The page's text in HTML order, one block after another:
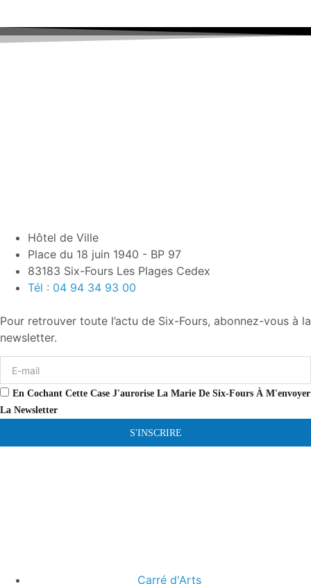
Hôtel de Ville
Place du 18 juin 1940 - BP 97
83183 Six-Fours Les Plages Cedex
Tél : 04 94 34 93 00
Pour retrouver toute l’actu de Six-Fours, abonnez-vous à la
newsletter.
En Cochant Cette Case J'aurorise La Marie De Six-Fours À M'envoyer
La Newsletter
S'INSCRIRE
Carré d'Arts